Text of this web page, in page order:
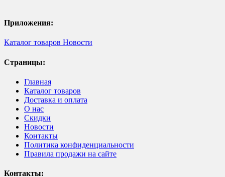
Приложения:
Каталог товаров Новости
Страницы:
Главная
Каталог товаров
Доставка и оплата
О нас
Скидки
Новости
Контакты
Политика конфиденциальности
Правила продажи на сайте
Контакты: